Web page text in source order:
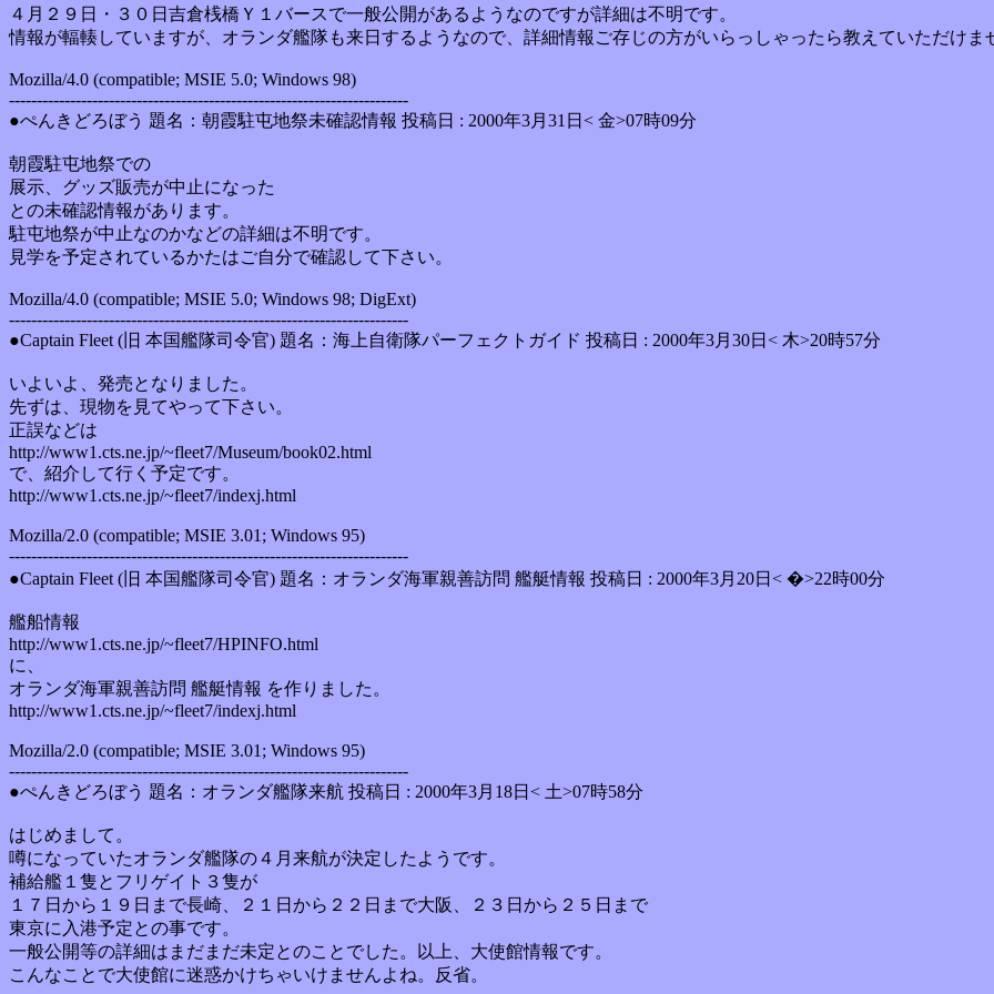
４月２９日・３０日吉倉桟橋Ｙ１バースで一般公開があるようなのですが詳細は不明です。
情報が輻輳していますが、オランダ艦隊も来日するようなので、詳細情報ご存じの方がいらっしゃったら教えていただけま
Mozilla/4.0 (compatible; MSIE 5.0; Windows 98)
------------------------------------------------------------------------
●ぺんきどろぼう 題名：朝霞駐屯地祭未確認情報 投稿日 : 2000年3月31日< 金>07時09分
朝霞駐屯地祭での
展示、グッズ販売が中止になった
との未確認情報があります。
駐屯地祭が中止なのかなどの詳細は不明です。
見学を予定されているかたはご自分で確認して下さい。
Mozilla/4.0 (compatible; MSIE 5.0; Windows 98; DigExt)
------------------------------------------------------------------------
●Captain Fleet (旧 本国艦隊司令官) 題名：海上自衛隊パーフェクトガイド 投稿日 : 2000年3月30日< 木>20時57分
いよいよ、発売となりました。
先ずは、現物を見てやって下さい。
正誤などは
http://www1.cts.ne.jp/~fleet7/Museum/book02.html
で、紹介して行く予定です。
http://www1.cts.ne.jp/~fleet7/indexj.html
Mozilla/2.0 (compatible; MSIE 3.01; Windows 95)
------------------------------------------------------------------------
●Captain Fleet (旧 本国艦隊司令官) 題名：オランダ海軍親善訪問 艦艇情報 投稿日 : 2000年3月20日< �>22時00分
艦船情報
http://www1.cts.ne.jp/~fleet7/HPINFO.html
に、
オランダ海軍親善訪問 艦艇情報 を作りました。
http://www1.cts.ne.jp/~fleet7/indexj.html
Mozilla/2.0 (compatible; MSIE 3.01; Windows 95)
------------------------------------------------------------------------
●ぺんきどろぼう 題名：オランダ艦隊来航 投稿日 : 2000年3月18日< 土>07時58分
はじめまして。
噂になっていたオランダ艦隊の４月来航が決定したようです。
補給艦１隻とフリゲイト３隻が
１７日から１９日まで長崎、２１日から２２日まで大阪、２３日から２５日まで
東京に入港予定との事です。
一般公開等の詳細はまだまだ未定とのことでした。以上、大使館情報です。
こんなことで大使館に迷惑かけちゃいけませんよね。反省。